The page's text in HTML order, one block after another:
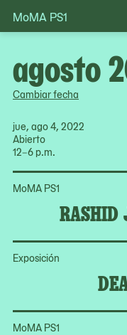
Skip
to
MoMA PS1
Cambiar fecha
jue, ago 4, 2022
Abierto
12–6 p.m.
MoMA PS1
RASHID
Exposición
MoMA PS1
agosto